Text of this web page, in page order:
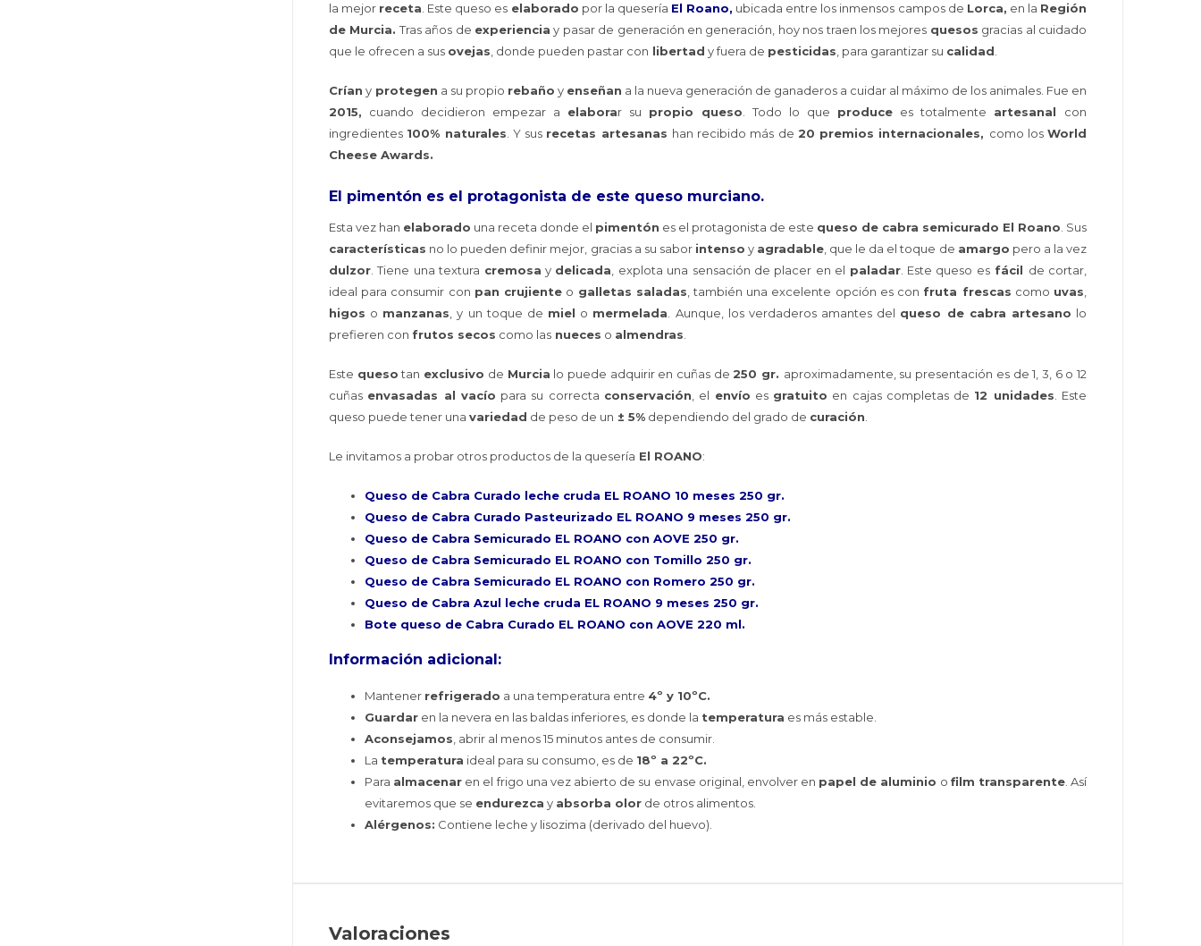
la mejor receta . Este queso es elaborado por la quesería El Roano, ubicada entre los inmensos campos de Lorca, en la Región
de Murcia. Tras años de experiencia y pasar de generación en generación, hoy nos traen los mejores quesos gracias al cuidado
que le ofrecen a sus ovejas , donde pueden pastar con libertad y fuera de pesticidas , para garantizar su calidad
Crían y protegen a su propio rebaño y enseñan a la nueva generación de ganaderos a cuidar al máximo de los animales. Fue en
2015, cuando decidieron empezar a elaborar su propio queso . Todo lo que produce es totalmente artesanal con
ingredientes 100% naturales . Y sus recetas artesanas han recibido más de 20 premios internacionales, como los World
Cheese Awards.
El pimentón es el protagonista de este queso murciano.
Esta vez han elaborado una receta donde el pimentón es el protagonista de este queso de cabra semicurado El Roano. Sus
características no lo pueden definir mejor, gracias a su sabor intenso y agradable, que le da el toque de amargo pero a la vez
dulzor. Tiene una textura cremosa y delicada, explota una sensación de placer en el paladar. Este queso esfácil de cortar,
ideal para consumir con pan crujiente o galletas saladas, también una excelente opción es con fruta frescas como uvas,
higos o manzanas, y un toque de miel o mermelada. Aunque, los verdaderos amantes del queso de cabra artesano lo
prefieren con frutos secos como las nueces o almendras.
Este quesotan exclusivo de Murcia lo puede adquirir en cuñas de250 gr. aproximadamente, su presentación es de 1, 3, 6 o 12
cuñas envasadas al vacío para su correcta conservación, el envío es gratuito en cajas completas de 12 unidades. Este
queso puede tener una variedad de peso de un ± 5% dependiendo del grado de curación.
Le invitamos a probar otros productos de la quesería El ROANO:
Queso de Cabra Curado leche cruda EL ROANO 10 meses 250 gr.
Queso de Cabra Curado Pasteurizado EL ROANO 9 meses 250 gr.
Queso de Cabra Semicurado EL ROANO con AOVE 250 gr.
Queso de Cabra Semicurado EL ROANO con Tomillo 250 gr.
Queso de Cabra Semicurado EL ROANO con Romero 250 gr.
Queso de Cabra Azul leche cruda EL ROANO 9 meses 250 gr.
Bote queso de Cabra Curado EL ROANO con AOVE 220 ml.
Información adicional:
Mantener refrigerado a una temperatura entre 4º y 10ºC.
Guardar en la nevera en las baldas inferiores, es donde la temperatura es más estable.
Aconsejamos, abrir al menos 15 minutos antes de consumir.
La temperatura ideal para su consumo, es de 18º a 22ºC.
Para almacenar en el frigo una vez abierto de su envase original, envolver en papel de aluminio o film transparente. Así
evitaremos que se endurezca y absorba olor de otros alimentos.
Alérgenos: Contiene leche y lisozima (derivado del huevo).
Valoraciones